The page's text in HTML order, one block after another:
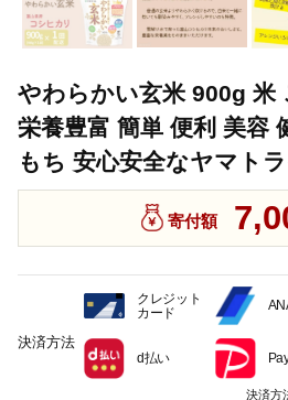
やわらかい玄米 900g 米
栄養豊富 簡単 便利 美容
もち 安心安全なヤマト
寄付額
決済方法
クレジット
カード
d払い
決済方